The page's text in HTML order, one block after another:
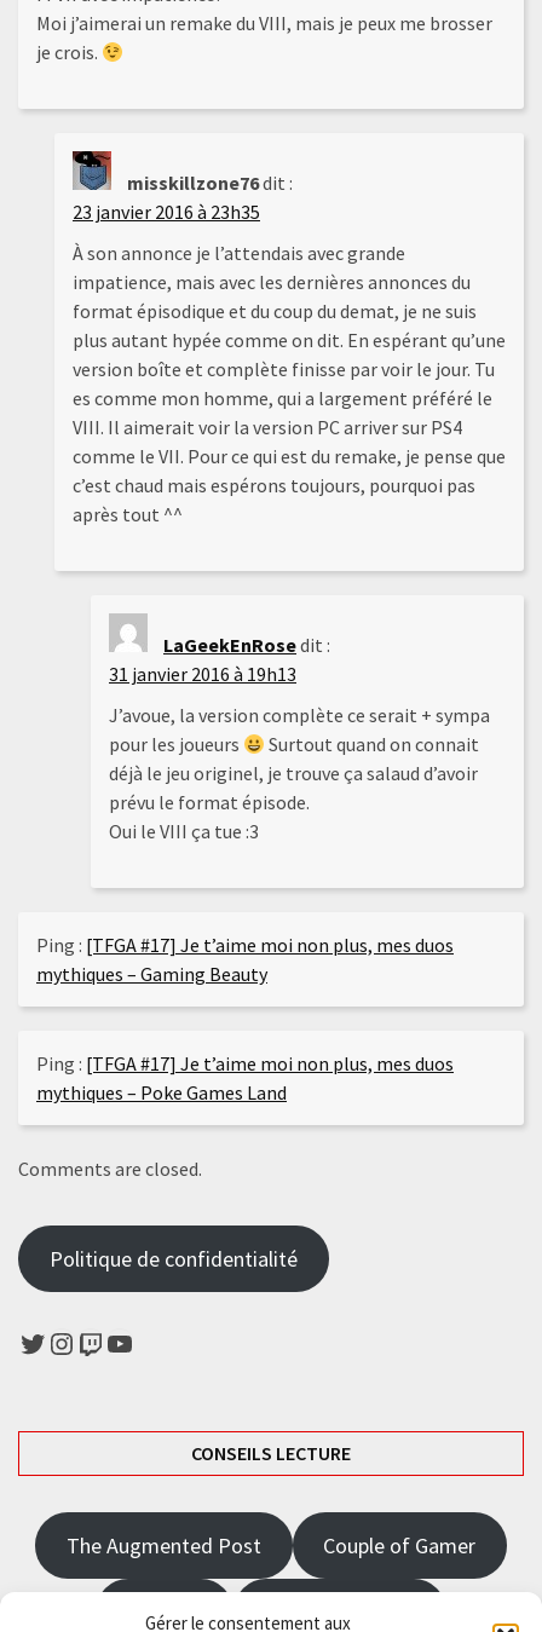
Gérer le consentement aux
Moi j’aimerai un remake du VIII, mais je peux me brosser
je crois.
misskillzone76dit :
23 janvier 2016 à 23h35
À son annonce je l’attendais avec grande
impatience, mais avec les dernières annonces du
format épisodique et du coup du demat, je ne suis
plus autant hypée comme on dit. En espérant qu’une
version boîte et complète finisse par voir le jour. Tu
es comme mon homme, qui a largement préféré le
VIII. Il aimerait voir la version PC arriver sur PS4
comme le VII. Pour ce qui est du remake, je pense que
c’est chaud mais espérons toujours, pourquoi pas
après tout ^^
LaGeekEnRosedit :
31 janvier 2016 à 19h13
J’avoue, la version complète ce serait + sympa
pour les joueurs
Surtout quand on connait
déjà le jeu originel, je trouve ça salaud d’avoir
prévu le format épisode.
Oui le VIII ça tue :3
Ping : [TFGA #17] Je t’aime moi non plus, mes duos
mythiques – Gaming Beauty
Ping : [TFGA #17] Je t’aime moi non plus, mes duos
mythiques – Poke Games Land
Comments are closed.
Politique de confidentialité
Twitter
Instagram
TwitchYouTube
CONSEILS LECTURE
The Augmented Post Couple of Gamer
JRPGFR State of Gaming